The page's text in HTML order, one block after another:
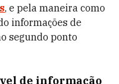
, e pela maneira como
informações de
segundo ponto
de informação